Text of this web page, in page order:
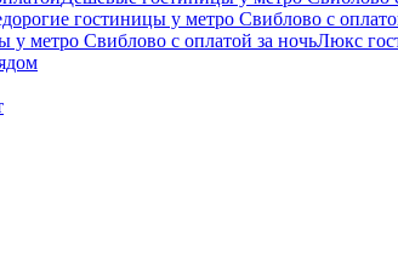
гостиницы у метро Свиблово с
у метро Свиблово с оплатой за ночьЛюкс